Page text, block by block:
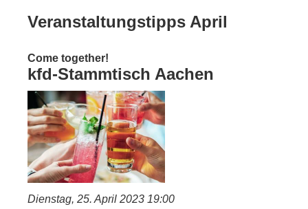
Veranstaltungstipps April
Come together!
kfd-Stammtisch Aachen
Dienstag, 25. April 2023 19:00